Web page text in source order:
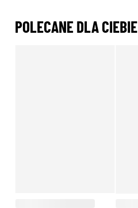
POLECANE DLA CIEBIE